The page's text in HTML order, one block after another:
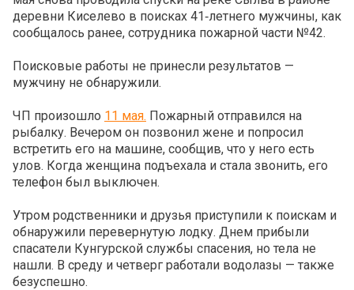
деревни Киселево в поисках 41‑летнего мужчины, как
сообщалось ранее, сотрудника пожарной части №42.
Поисковые работы не принесли результатов —
мужчину не обнаружили.
ЧП произошло 11 мая. Пожарный отправился на
рыбалку. Вечером он позвонил жене и попросил
встретить его на машине, сообщив, что у него есть
улов. Когда женщина подъехала и стала звонить, его
телефон был выключен.
Утром родственники и друзья приступили к поискам и
обнаружили перевернутую лодку. Днем прибыли
спасатели Кунгурской службы спасения, но тела не
нашли. В среду и четверг работали водолазы — также
безуспешно.